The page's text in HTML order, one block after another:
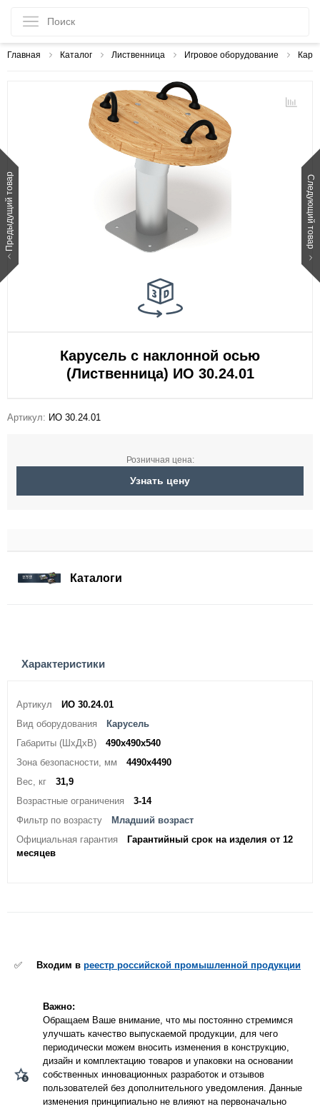
Главная Каталог Лиственница Игровое оборудование
Предыдущий товар Следующий товар
Карусель с наклонной осью
(Лиственница) ИО 30.24.01
Артикул: ИО 30.24.01
Розничная цена:
Узнать цену
Каталоги
Характеристики
Артикул
ИО 30.24.01
Вид оборудования
Карусель
Габариты (ШхДхВ)
490х490х540
Зона безопасности, мм
4490х4490
Вес, кг
31,9
Возрастные ограничения
3-14
Фильтр по возрасту
Младший возраст
Официальная гарантия
Гарантийный срок на изделия от 12
месяцев
✅ Входим в реестр российской промышленной продукции
Важно:
Обращаем Ваше внимание, что мы постоянно стремимся
улучшать качество выпускаемой продукции, для чего
периодически можем вносить изменения в конструкцию,
дизайн и комплектацию товаров и упаковки на основании
собственных инновационных разработок и отзывов
пользователей без дополнительного уведомления. Данные
изменения принципиально не влияют на первоначально